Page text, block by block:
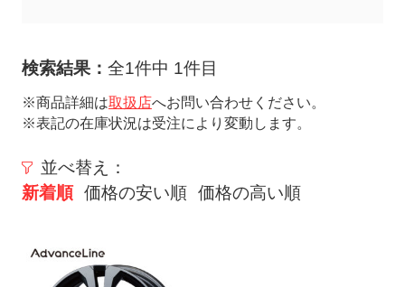
検索結果： 全1件中 1件目
※商品詳細は取扱店へお問い合わせください。
※表記の在庫状況は受注により変動します。
並べ替え：
新着順 価格の安い順 価格の高い順